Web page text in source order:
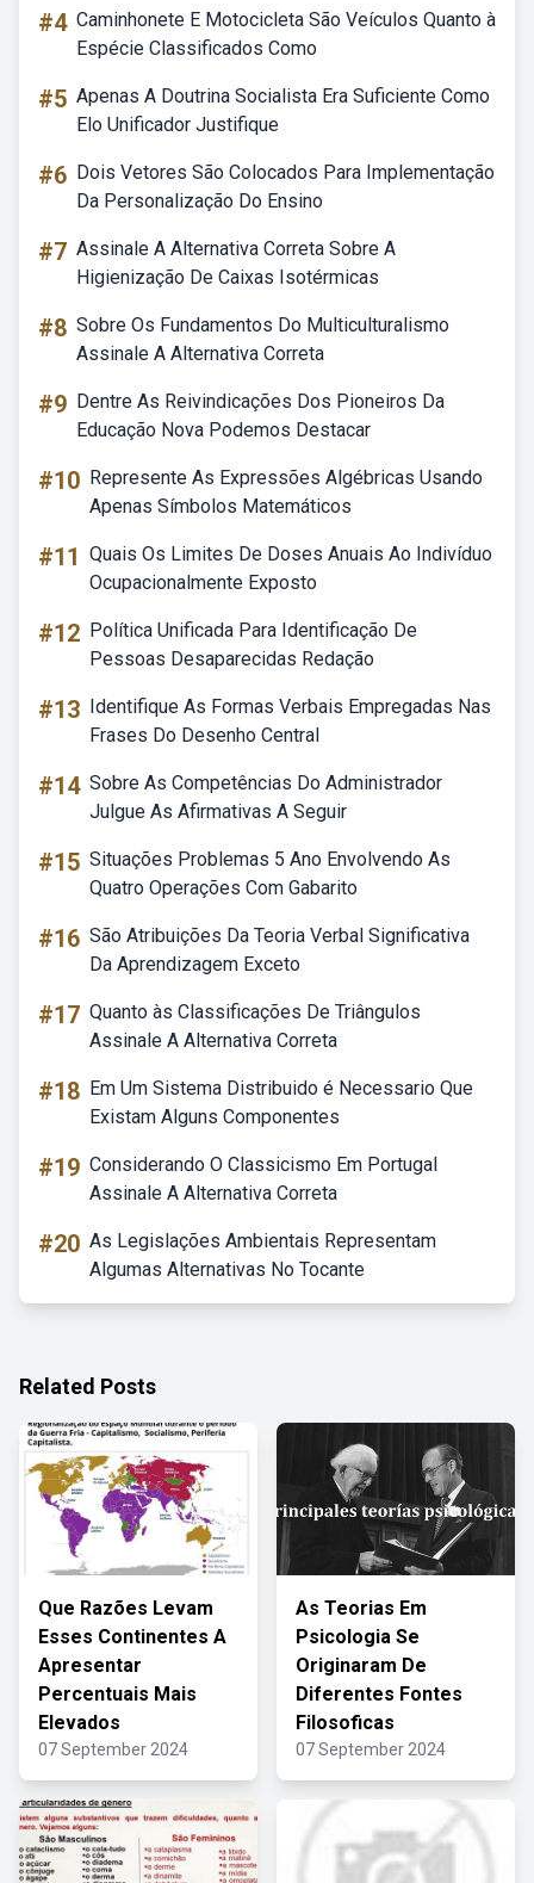
#4 Caminhonete E Motocicleta São Veículos Quanto à
Espécie Classificados Como
#5 Apenas A Doutrina Socialista Era Suficiente Como
Elo Unificador Justifique
#6 Dois Vetores São Colocados Para Implementação
Da Personalização Do Ensino
#7 Assinale A Alternativa Correta Sobre A
Higienização De Caixas Isotérmicas
#8 Sobre Os Fundamentos Do Multiculturalismo
Assinale A Alternativa Correta
#9 Dentre As Reivindicações Dos Pioneiros Da
Educação Nova Podemos Destacar
#10 Represente As Expressões Algébricas Usando
Apenas Símbolos Matemáticos
#11 Quais Os Limites De Doses Anuais Ao Indivíduo
Ocupacionalmente Exposto
#12 Política Unificada Para Identificação De
Pessoas Desaparecidas Redação
#13 Identifique As Formas Verbais Empregadas Nas
Frases Do Desenho Central
#14 Sobre As Competências Do Administrador
Julgue As Afirmativas A Seguir
#15 Situações Problemas 5 Ano Envolvendo As
Quatro Operações Com Gabarito
#16 São Atribuições Da Teoria Verbal Significativa
Da Aprendizagem Exceto
#17 Quanto às Classificações De Triângulos
Assinale A Alternativa Correta
#18 Em Um Sistema Distribuido é Necessario Que
Existam Alguns Componentes
#19 Considerando O Classicismo Em Portugal
Assinale A Alternativa Correta
#20 As Legislações Ambientais Representam
Algumas Alternativas No Tocante
Related Posts
Que Razões Levam
Esses Continentes A
Apresentar
Percentuais Mais
Elevados
07 September 2024
As Teorias Em
Psicologia Se
Originaram De
Diferentes Fontes
Filosoficas
07 September 2024